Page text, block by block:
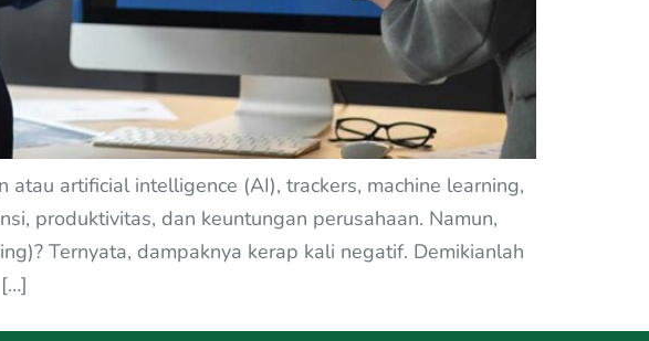
artificial intelligence (AI), trackers, machine learning,
produktivitas, dan keuntungan perusahaan. Namun,
Ternyata, dampaknya kerap kali negatif. Demikianlah